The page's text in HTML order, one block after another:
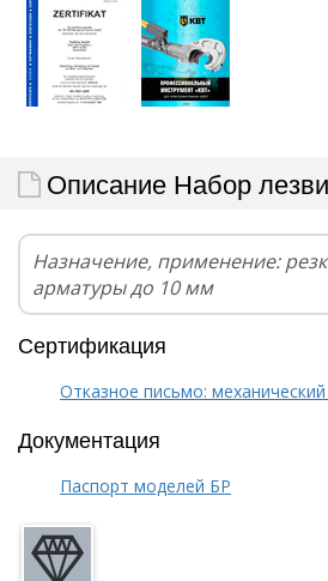
Описание Набор
Назначение, применение:
арматуры до 10 мм
Сертификация
Отказное письмо:
Документация
Паспорт моделей БР